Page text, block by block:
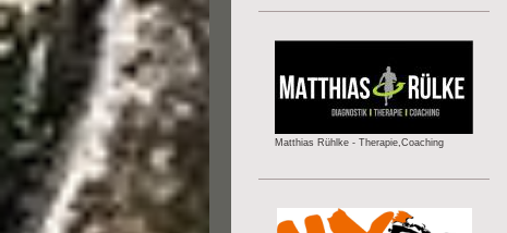
Matthias Rühlke - Therapie,Coaching